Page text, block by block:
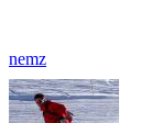
nemz